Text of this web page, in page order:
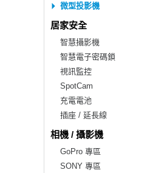
微型投影機
居家安全
智慧攝影機
智慧電子密碼鎖
視訊監控
SpotCam
充電電池
插座 / 延長線
相機 / 攝影機
GoPro 專區
SONY 專區